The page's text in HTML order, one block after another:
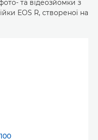
та відеозйомки з
EOS R, створеної на